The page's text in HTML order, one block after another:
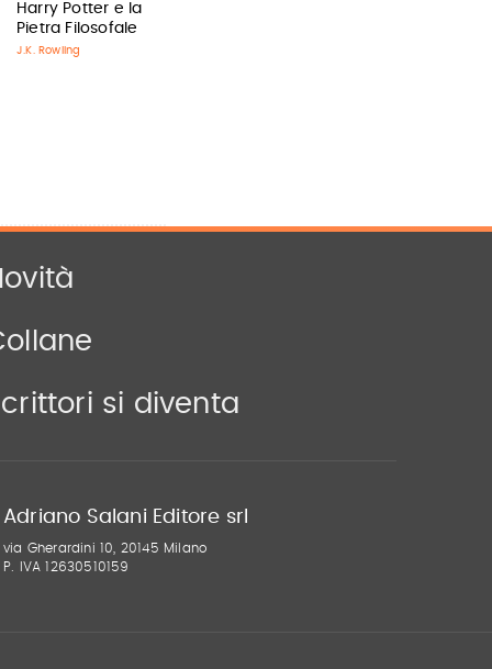
Harry Potter e la
Pietra Filosofale
J.K. Rowling
si diventa
Adriano Salani Editore srl
via Gherardini 10, 20145 Milano
P. IVA 12630510159